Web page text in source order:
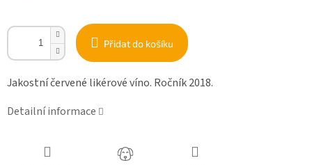
Přidat do košíku
Jakostní červené likérové víno. Ročník 2018.
Detailní informace